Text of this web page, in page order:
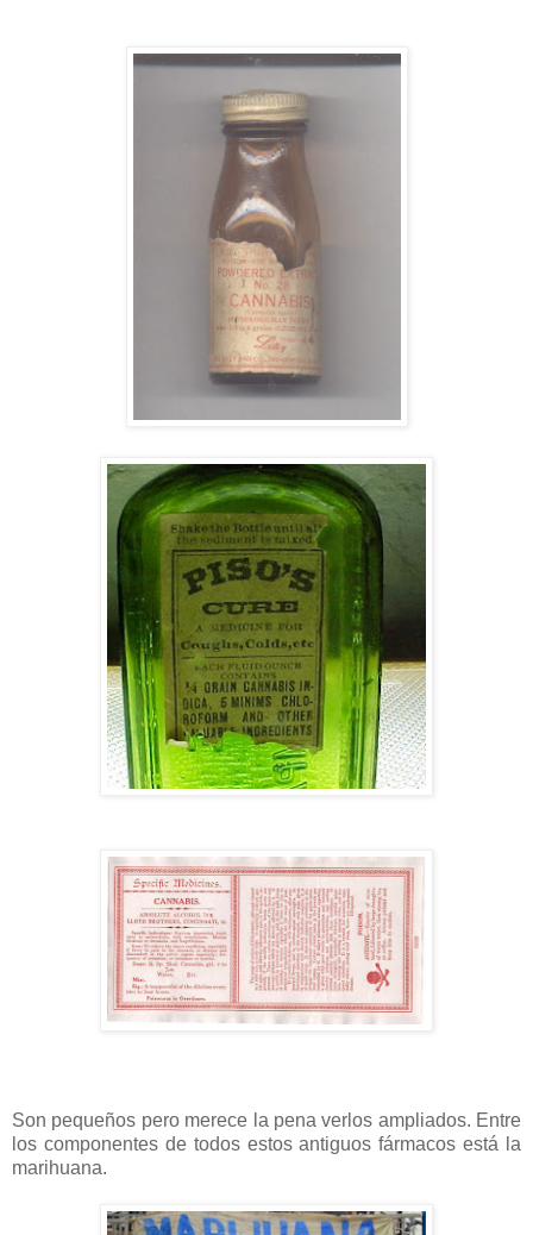
Son pequeños pero merece la pena verlos ampliados. Entre
los componentes de todos estos antiguos fármacos está la
marihuana.